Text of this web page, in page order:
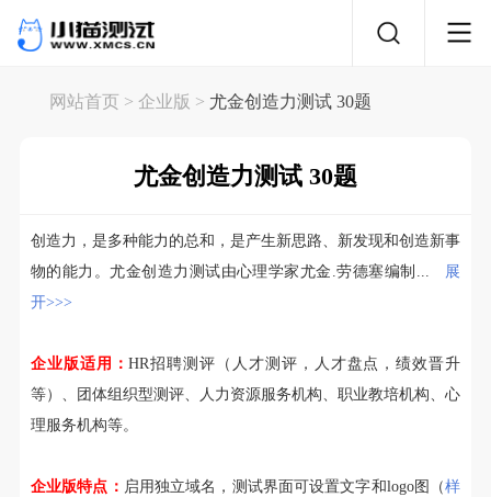
网站首页 > 企业版 > 尤金创造力测试 30题
尤金创造力测试 30题
创造力，是多种能力的总和，是产生新思路、新发现和创造新事
物的能力。尤金创造力测试由心理学家尤金.劳德塞编制...
展
开>>>
企业版适用：HR招聘测评（人才测评，人才盘点，绩效晋升
等）、团体组织型测评、人力资源服务机构、职业教培机构、心
理服务机构等。
企业版特点： 启用独立域名，测试界面可设置文字和logo图（样